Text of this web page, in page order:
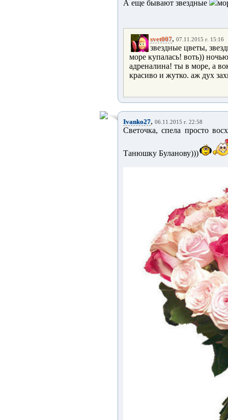
А еще бывают звездные
svet007, 07.11.2015 г. 15:16
звездные цветы,
море купалась! воть))
адреналина! ты в море, а
красиво и жутко. аж дух
Ivanko27, 06.11.2015 г. 22:58
Светочка, спела просто
Танюшку Буланову)))